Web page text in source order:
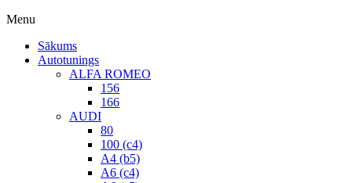
Menu
Sākums
Autotunings
ALFA ROMEO
156
166
AUDI
80
100 (c4)
A4 (b5)
A6 (c4)